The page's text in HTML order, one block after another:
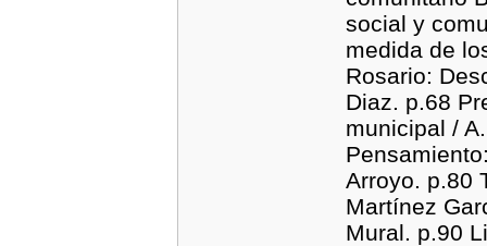
social y
medida de
Rosario:
Diaz. p.68
municipal /
Arroyo. p.80
Martínez
Mural. p.90